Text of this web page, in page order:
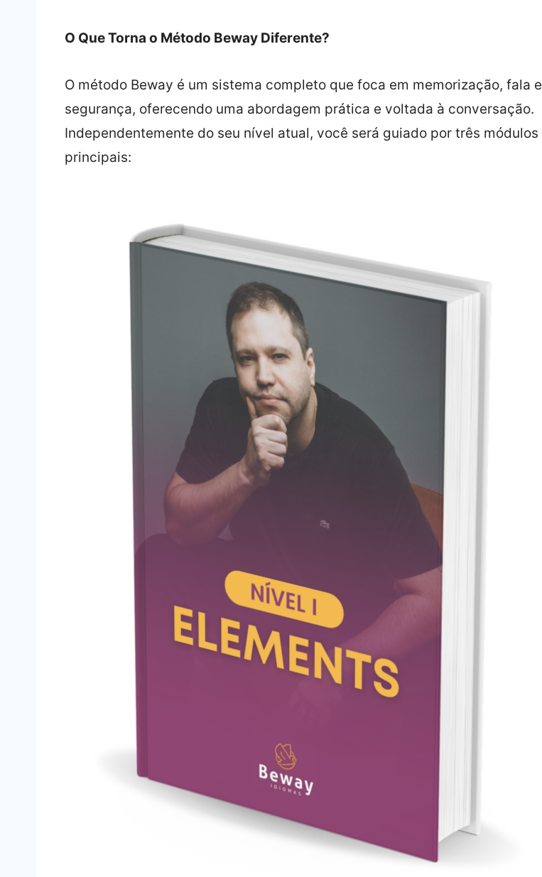
O Que Torna o Método Beway Diferente?
O método Beway é um sistema completo que foca em memorização, fala e
segurança, oferecendo uma abordagem prática e voltada à conversação.
Independentemente do seu nível atual, você será guiado por três módulos
principais: